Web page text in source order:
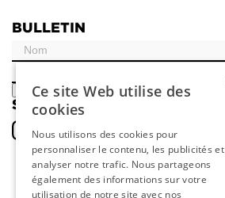
BULLETIN
ENREGISTRER
SOCIAL
ENGLISH
FRENCH
Ce site Web utilise des
cookies
Nous utilisons des cookies pour
personnaliser le contenu, les publicités et
analyser notre trafic. Nous partageons
également des informations sur votre
utilisation de notre site avec nos